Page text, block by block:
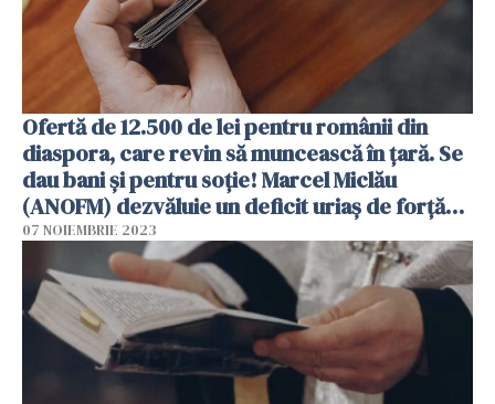
Ofertă de 12.500 de lei pentru românii din
diaspora, care revin să muncească în țară. Se
dau bani și pentru soție! Marcel Miclău
(ANOFM) dezvăluie un deficit uriaș de forță
de muncă
07 NOIEMBRIE 2023